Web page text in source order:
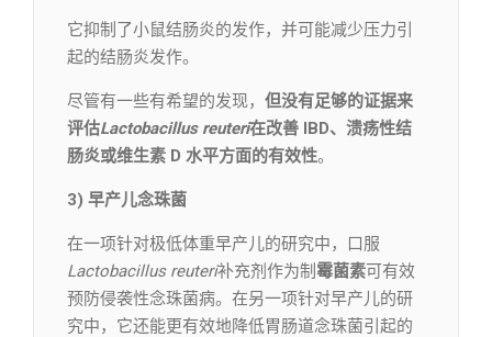
它抑制了小鼠结肠炎的发作，并可能减少压力引
起的结肠炎发作。
尽管有一些有希望的发现， 但没有足够的证据来
评估Lactobacillus reuteri在改善 IBD、溃疡性结
肠炎或维生素 D 水平方面的有效性。
3) 早产儿念珠菌
在一项针对极低体重早产儿的研究中，口服
Lactobacillus reuteri补充剂作为制霉菌素可有效
预防侵袭性念珠菌病。在另一项针对早产儿的研
究中，它还能更有效地降低胃肠道念珠菌引起的